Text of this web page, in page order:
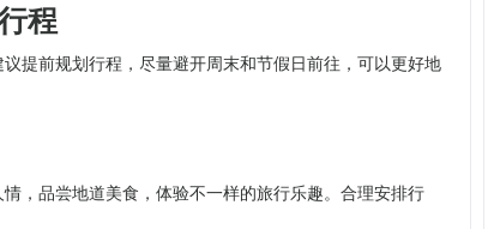
程
提前规划行程，尽量避开周末和节假日前往，可以更好地
，品尝地道美食，体验不一样的旅行乐趣。合理安排行